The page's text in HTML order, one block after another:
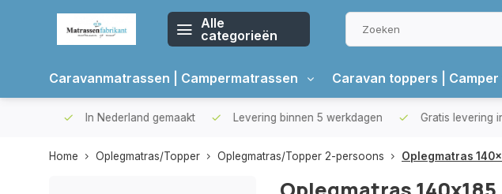
Alle
categorieën
Caravanmatrassen | Campermatrassen Caravan toppers |
In Nederland gemaakt Levering binnen 5 werkdagen Gratis levering in
Home Oplegmatras/Topper Oplegmatras/Topper 2-persoons Oplegmatras